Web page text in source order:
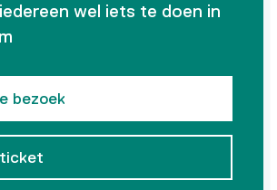
wel iets te doen in
bezoek